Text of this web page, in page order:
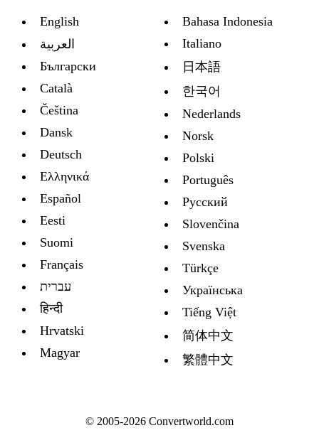
English
العربية
Български
Català
Čeština
Dansk
Deutsch
Ελληνικά
Español
Eesti
Suomi
Français
עברית
हिन्दी
Hrvatski
Magyar
Bahasa Indonesia
Italiano
日本語
한국어
Nederlands
Norsk
Polski
Português
Русский
Slovenčina
Svenska
Türkçe
Украïнська
Tiếng Việt
简体中文
繁體中文
© 2005-2026 Convertworld.com